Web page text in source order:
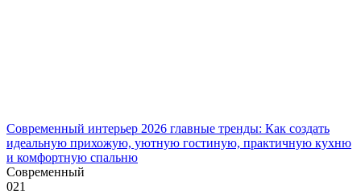
Современный интерьер 2026 главные тренды: Как создать
идеальную прихожую, уютную гостиную, практичную кухню
и комфортную спальню
Современный
021